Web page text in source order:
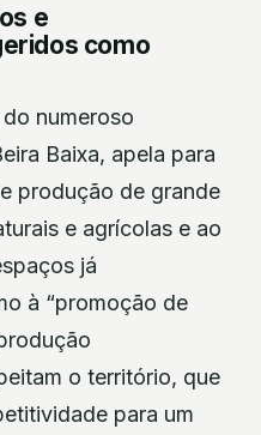
e
como
numeroso
Baixa, apela para
produção de grande
e agrícolas e ao
já
à “promoção de
o território, que
para um